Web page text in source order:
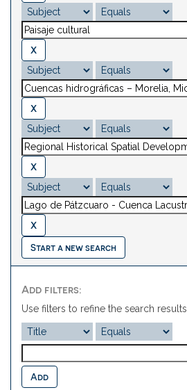
Start a new search
Add filters:
Use filters to refine the search results.